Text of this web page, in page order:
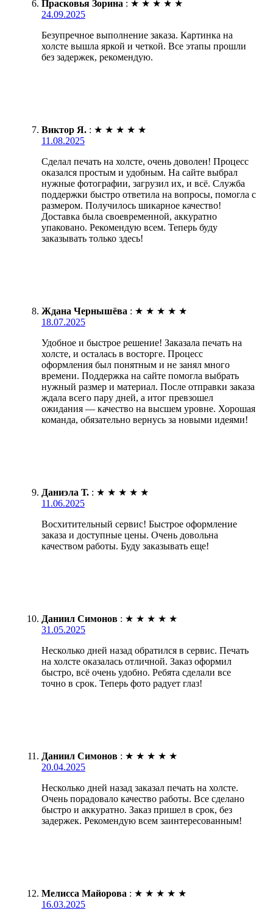
Прасковья Зорина : ★ ★ ★ ★ ★
24.09.2025
Безупречное выполнение заказа. Картинка на
холсте вышла яркой и четкой. Все этапы прошли
без задержек, рекомендую.
Виктор Я. : ★ ★ ★ ★ ★
11.08.2025
Сделал печать на холсте, очень доволен! Процесс
оказался простым и удобным. На сайте выбрал
нужные фотографии, загрузил их, и всё. Служба
поддержки быстро ответила на вопросы, помогла с
размером. Получилось шикарное качество!
Доставка была своевременной, аккуратно
упаковано. Рекомендую всем. Теперь буду
заказывать только здесь!
Ждана Чернышёва : ★ ★ ★ ★ ★
18.07.2025
Удобное и быстрое решение! Заказала печать на
холсте, и осталась в восторге. Процесс
оформления был понятным и не занял много
времени. Поддержка на сайте помогла выбрать
нужный размер и материал. После отправки заказа
ждала всего пару дней, а итог превзошел
ожидания — качество на высшем уровне. Хорошая
команда, обязательно вернусь за новыми идеями!
Даниэла Т. : ★ ★ ★ ★ ★
11.06.2025
Восхитительный сервис! Быстрое оформление
заказа и доступные цены. Очень довольна
качеством работы. Буду заказывать еще!
Даниил Симонов : ★ ★ ★ ★ ★
31.05.2025
Несколько дней назад обратился в сервис. Печать
на холсте оказалась отличной. Заказ оформил
быстро, всё очень удобно. Ребята сделали все
точно в срок. Теперь фото радует глаз!
Даниил Симонов : ★ ★ ★ ★ ★
20.04.2025
Несколько дней назад заказал печать на холсте.
Очень порадовало качество работы. Все сделано
быстро и аккуратно. Заказ пришел в срок, без
задержек. Рекомендую всем заинтересованным!
Мелисса Майорова : ★ ★ ★ ★ ★
16.03.2025